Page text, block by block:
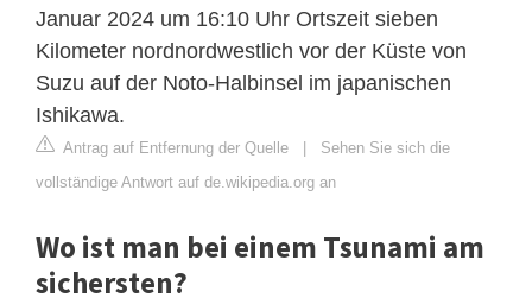
Januar 2024 um 16:10 Uhr Ortszeit sieben
Kilometer nordnordwestlich vor der Küste von
Suzu auf der Noto-Halbinsel im japanischen
Ishikawa.
Antrag auf Entfernung der Quelle | Sehen Sie sich die
vollständige Antwort auf de.wikipedia.org an
Wo ist man bei einem Tsunami am
sichersten?